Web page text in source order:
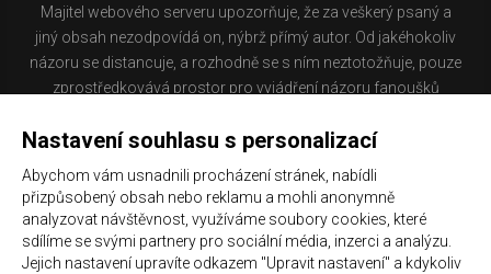
Majitel webového serveru upozorňuje, že za veškerý psaný a
jiný obsah nezodpovídá on, nýbrž přímý autor. Od jakéhokoliv
názoru se distancuje, a rozhodně se s ním neztotožňuje, pouze
zprostředkovává prostor pro vyjádření názoru fanoušků
nacházíte obsahuje materiál, který někteří lidé mohou
nejsou dle právní úpravy zákona č. 480/2004 Sb., o některých
službách informační společnosti a o změně některých zákonů
(zákon o některých službách informační společnosti) a
zejména §6 citovaného zákona, odpovědni za příspěvky
Nastavení souhlasu s personalizací
Abychom vám usnadnili procházení stránek, nabídli
přizpůsobený obsah nebo reklamu a mohli anonymně
analyzovat návštěvnost, využíváme soubory cookies, které
sdílíme se svými partnery pro sociální média, inzerci a analýzu.
Jejich nastavení upravíte odkazem "Upravit nastavení" a kdykoliv